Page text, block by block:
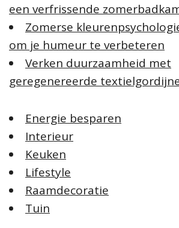
een verfrissende
Zomerse
om je humeur te verbeteren
Verken duurzaamheid met
geregenereerde
Energie besparen
Interieur
Keuken
Lifestyle
Raamdecoratie
Tuin